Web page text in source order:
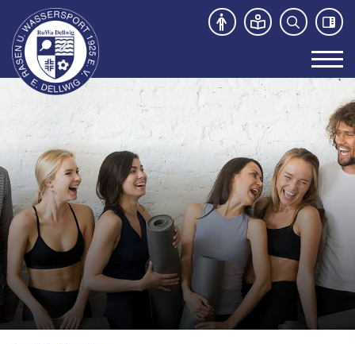
Unser Verein
News
Sport- und Kursangebot
Freibad
Kontakt